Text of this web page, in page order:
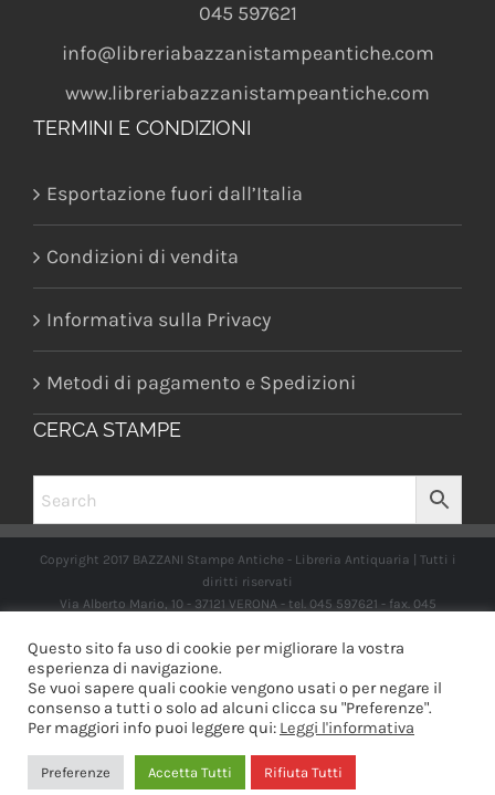
045 597621
info@libreriabazzanistampeantiche.com
www.libreriabazzanistampeantiche.com
TERMINI E CONDIZIONI
Esportazione fuori dall’Italia
Condizioni di vendita
Informativa sulla Privacy
Metodi di pagamento e Spedizioni
CERCA STAMPE
Copyright 2017 BAZZANI Stampe Antiche - Libreria Antiquaria | Tutti i
diritti riservati
Via Alberto Mario, 10 - 37121 VERONA - tel. 045 597621 - fax. 045
IT03989970235
FacebookInstagram
Questo sito fa uso di cookie per migliorare la vostra
esperienza di navigazione.
Se vuoi sapere quali cookie vengono usati o per negare il
consenso a tutti o solo ad alcuni clicca su "Preferenze".
Per maggiori info puoi leggere qui: Leggi l'informativa
Preferenze Accetta Tutti Rifiuta Tutti